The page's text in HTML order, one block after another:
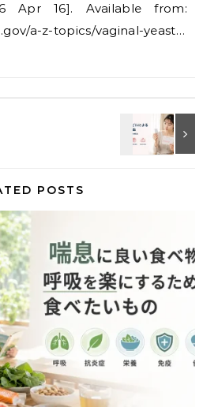
Apr 16]. Available from:
a-z-topics/vaginal-yeast-
POSTS